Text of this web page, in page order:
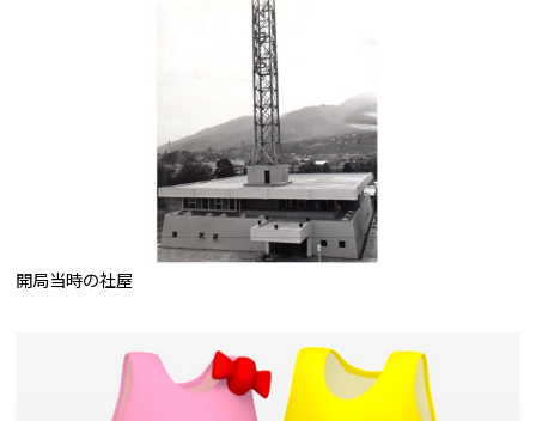
開局当時の社屋